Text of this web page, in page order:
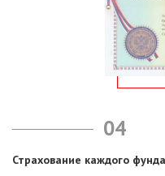
04
Страхование каждого